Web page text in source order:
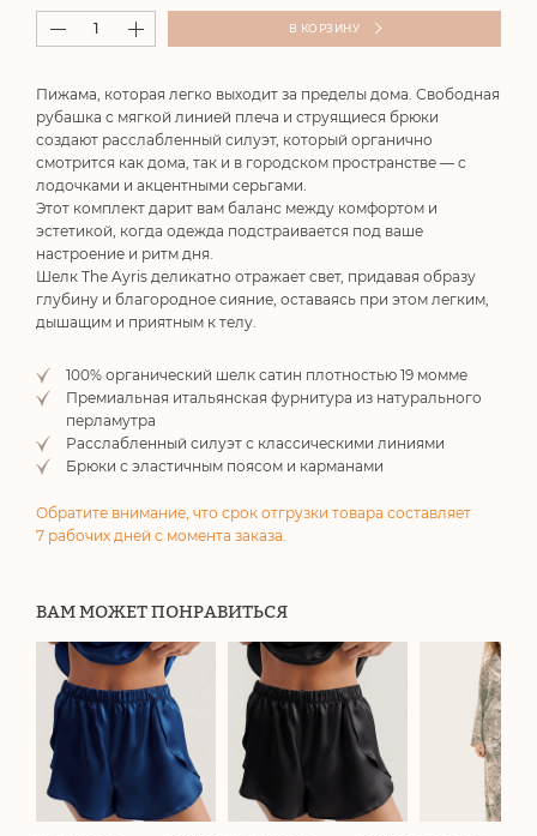
Пижама, которая легко выходит за пределы дома. Свободная
рубашка с мягкой линией плеча и струящиеся брюки
создают расслабленный силуэт, который органично
смотрится как дома, так и в городском пространстве — с
лодочками и акцентными серьгами.
Этот комплект дарит вам баланс между комфортом и
эстетикой, когда одежда подстраивается под ваше
настроение и ритм дня.
Шелк The Ayris деликатно отражает свет, придавая образу
глубину и благородное сияние, оставаясь при этом легким,
дышащим и приятным к телу.
100% органический шелк сатин плотностью 19 момме
Премиальная итальянская фурнитура из натурального
перламутра
Расслабленный силуэт с классическими линиями
Брюки с эластичным поясом и карманами
Обратите внимание, что срок отгрузки товара составляет
7 рабочих дней с момента заказа.
В КОРЗИНУ
ВАМ МОЖЕТ ПОНРАВИТЬСЯ